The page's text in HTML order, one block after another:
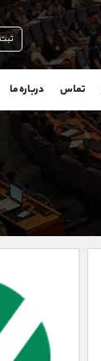
تماس درباره ما
واتساپ
تلگرام